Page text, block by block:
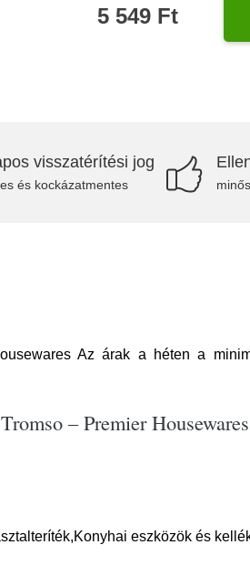
5 549 Ft
visszatérítési jog
és kockázatmentes
Az árak a héten a
– Premier Housewares
eszközök és